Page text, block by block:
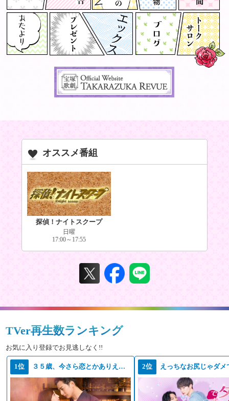
オススメ番組
探偵！ナイトスクープ
日曜
17:00～17:55
TVer再生数ランキング
お気に入り登録でお見逃しなく!!
1位 ３５歳、今さら恋とかありえない 2位 えっちなお尻じゃダメ